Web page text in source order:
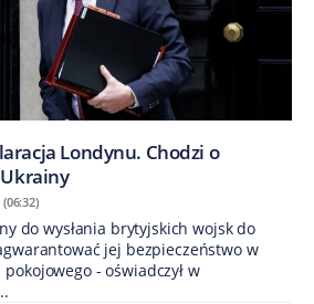
Londynu. Chodzi o
do wysłania brytyjskich wojsk do
jej bezpieczeństwo w
- oświadczył w